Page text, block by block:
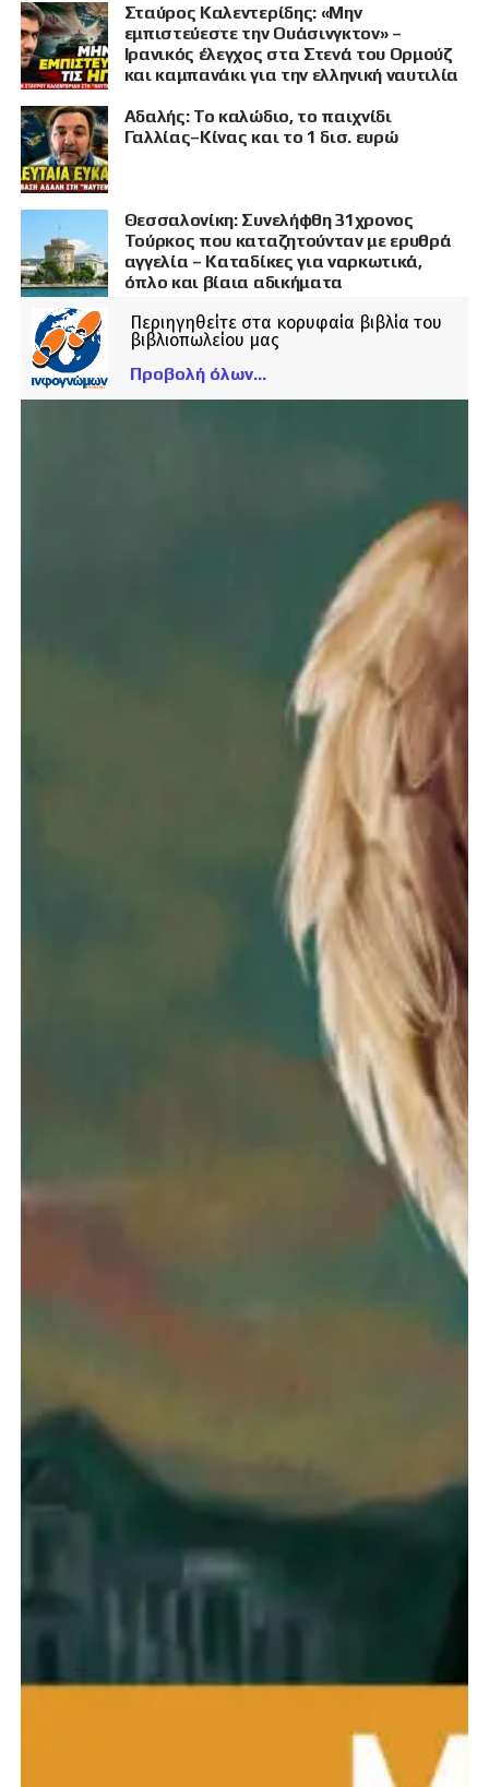
Σταύρος Καλεντερίδης: «Μην
εμπιστεύεστε την Ουάσινγκτον» –
Ιρανικός έλεγχος στα Στενά του Ορμούζ
και καμπανάκι για την ελληνική ναυτιλία
Αδαλής: Το καλώδιο, το παιχνίδι
Γαλλίας–Κίνας και το 1 δισ. ευρώ
Θεσσαλονίκη: Συνελήφθη 31χρονος
Τούρκος που καταζητούνταν με ερυθρά
αγγελία – Καταδίκες για ναρκωτικά,
όπλο και βίαια αδικήματα
Περιηγηθείτε στα κορυφαία βιβλία του
βιβλιοπωλείου μας
Προβολή όλων